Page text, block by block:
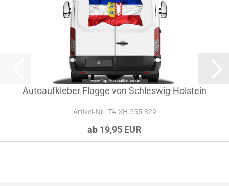
Autoaufkleber Flagge von Schleswig-Holstein
Artikel‑Nr.: TA-XH-555-329
ab 19,95 EUR